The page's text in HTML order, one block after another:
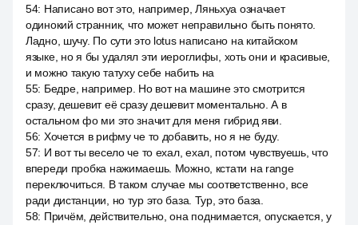
54: Написано вот это, например, Ляньхуа означает
одинокий странник, что может неправильно быть понято.
Ладно, шучу. По сути это lotus написано на китайском
языке, но я бы удалял эти иероглифы, хоть они и красивые,
и можно такую татуху себе набить на
55: Бедре, например. Но вот на машине это смотрится
сразу, дешевит её сразу дешевит моментально. А в
остальном фо ми это значит для меня гибрид яви.
56: Хочется в рифму че то добавить, но я не буду.
57: И вот ты весело че то ехал, ехал, потом чувствуешь, что
впереди пробка нажимаешь. Можно, кстати на range
переключиться. В таком случае мы соответственно, все
ради дистанции, но тур это база. Тур, это база.
58: Причём, действительно, она поднимается, опускается, у